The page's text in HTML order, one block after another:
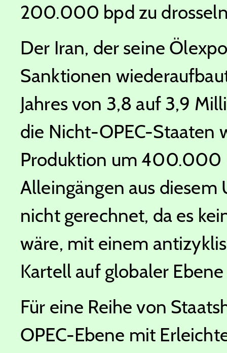
200.000 bpd zu
Der Iran, der seine
Sanktionen
Jahres von 3,8 auf 3,9
die Nicht-OPEC-Staaten
Produktion um 400.000
Alleingängen aus
nicht gerechnet, da es
wäre, mit einem
Kartell auf globaler
Für eine Reihe von
OPEC-Ebene mit